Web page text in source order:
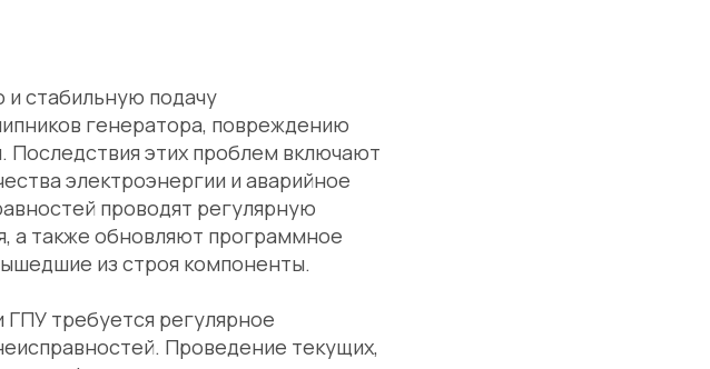
стабильную подачу
генератора, повреждению
Последствия этих проблем включают
электроэнергии и аварийное
проводят регулярную
а также обновляют программное
из строя компоненты.
требуется регулярное
Проведение текущих,